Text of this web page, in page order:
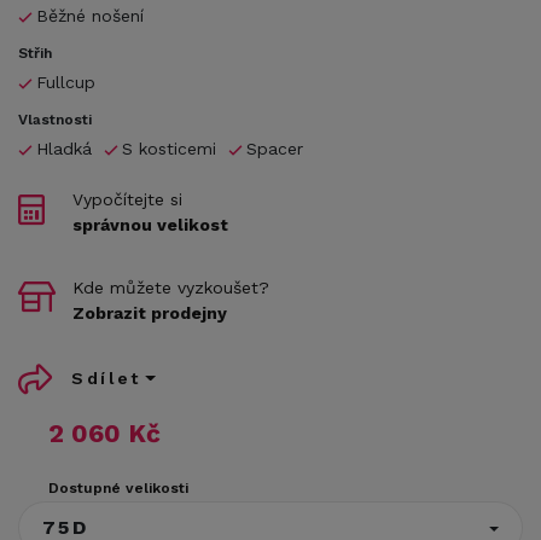
Běžné nošení
Střih
Fullcup
Vlastnosti
Hladká S kosticemi Spacer
2 060 Kč
Dostupné velikosti
75D
Vypočítejte si
správnou velikost
Kde můžete vyzkoušet?
Zobrazit prodejny
Sdílet